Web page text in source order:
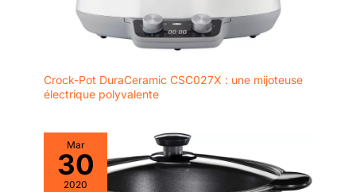
Crock-Pot DuraCeramic CSC027X : une mijoteuse
électrique polyvalente
Mar
30
2020